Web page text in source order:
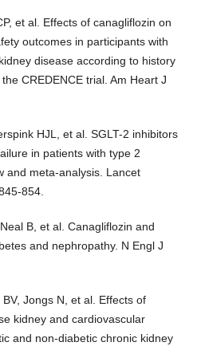
et al. Effects of canagliflozin on
outcomes in participants with
disease according to history
CREDENCE trial. Am Heart J
HJL, et al. SGLT-2 inhibitors
in patients with type 2
and meta-analysis. Lancet
854.
B, et al. Canagliflozin and
and nephropathy. N Engl J
Jongs N, et al. Effects of
kidney and cardiovascular
and non-diabetic chronic kidney